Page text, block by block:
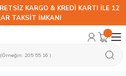
KARGO & KREDİ KARTI İLE 12
TAKSİT İMKANI